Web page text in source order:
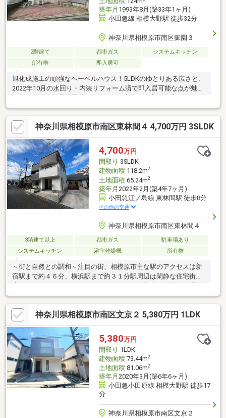
築年月 1993年8月(築33年1ヶ月)
小田急線 相模大野駅 徒歩32分
神奈川県相模原市南区御園３
2階建て 都市ガス
システムキッチン
所有権
即入居可
旭化成施工の頑強なヘーベルハウス！5LDKのゆとりある広さと、
2022年10月の水回り・内装リフォーム済で即入居可能な点が魅力
一邸です。
神奈川県相模原市南区東林間４ 4,700万円 3SLDK
4,700万円
間取り 3SLDK
建物面積118.2m2
土地面積65.24m2
築年月 2022年2月(築4年7ヶ月)
小田急江ノ島線 東林間駅 徒歩8分
その他の交通
神奈川県相模原市南区東林間４
3階建て以上 都市ガス
駐車場あり
システムキッチン
浴室乾燥機 所有権
～街と自然との調和～注目の街、相模原市主な駅のアクセスは新
宿駅まで約４６分、横浜駅まで約３１分駅周辺は閑静な住宅街が
田急マルシェ東林間」「東急ストア」を始めとする複数のスーパ
ー、総合病院「東芝林間病院 」などが駅近隣に立地、生活利便
施設が揃います。毎年８月に東林間駅前大通りで開催される阿波
踊りのイベント「東林間サマーわぁ！ニバル」は、市内外から多
くの来場者が訪れ賑わいます。街と緑が調和したこの街で、あた
らしい生活をスタートしてみませんか。
神奈川県相模原市南区文京２ 5,380万円 1LDK
5,380万円
間取り 1LDK
建物面積73.44m2
土地面積81.06m2
築年月 2020年3月(築6年6ヶ月)
小田急小田原線 相模大野駅 徒歩17
分
神奈川県相模原市南区文京２